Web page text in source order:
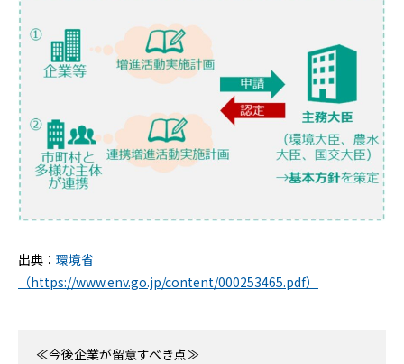
出典： 環境省
（https://www.env.go.jp/content/000253465.pdf）
≪今後企業が留意すべき点≫